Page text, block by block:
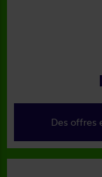
Des offres